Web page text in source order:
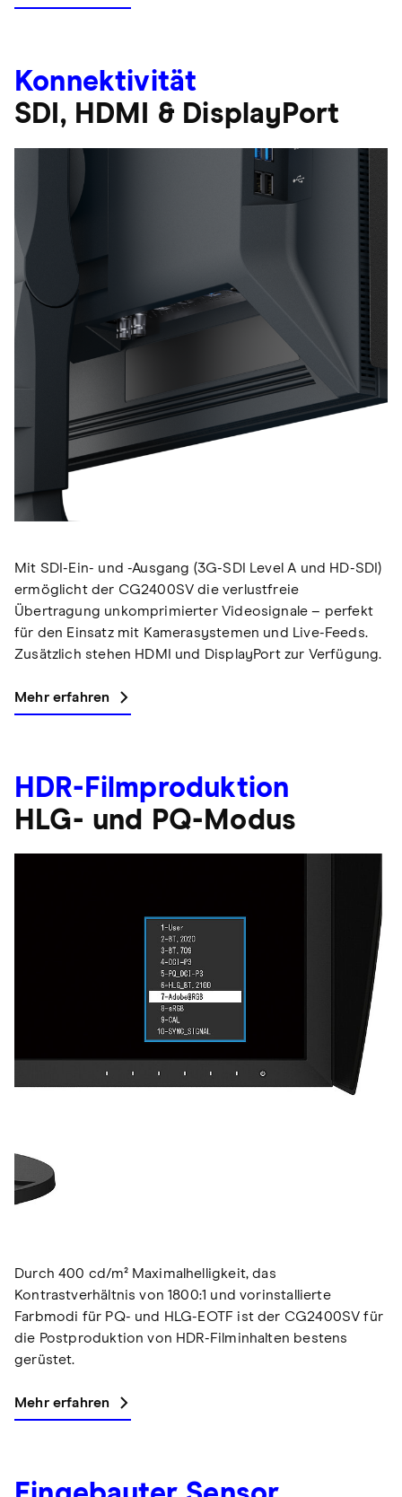
Konnektivität
SDI, HDMI & DisplayPort
Mit SDI-Ein- und -Ausgang (3G-SDI Level A und HD-SDI)
ermöglicht der CG2400SV die verlustfreie
Übertragung unkomprimierter Videosignale – perfekt
für den Einsatz mit Kamerasystemen und Live-Feeds.
Zusätzlich stehen HDMI und DisplayPort zur Verfügung.
Mehr erfahren
HDR-Filmproduktion
HLG- und PQ-Modus
Durch 400 cd/m² Maximalhelligkeit, das
Kontrastverhältnis von 1800:1 und vorinstallierte
Farbmodi für PQ- und HLG-EOTF ist der CG2400SV für
die Postproduktion von HDR-Filminhalten bestens
gerüstet.
Mehr erfahren